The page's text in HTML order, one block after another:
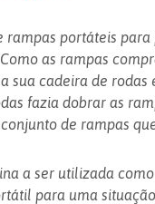
rampas portáteis
as rampas
sua cadeira de
fazia dobrar as
de rampas
a ser utilizada
para uma